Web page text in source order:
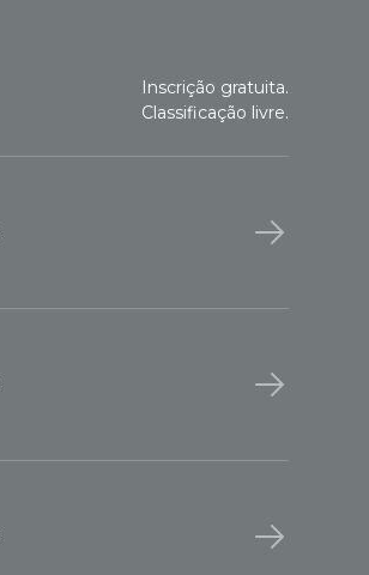
Inscrição gratuita.
Classificação livre.